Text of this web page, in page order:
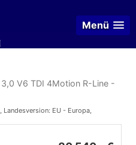
Menü
3,0 V6 TDI 4Motion R-Line -
, Landesversion: EU - Europa,